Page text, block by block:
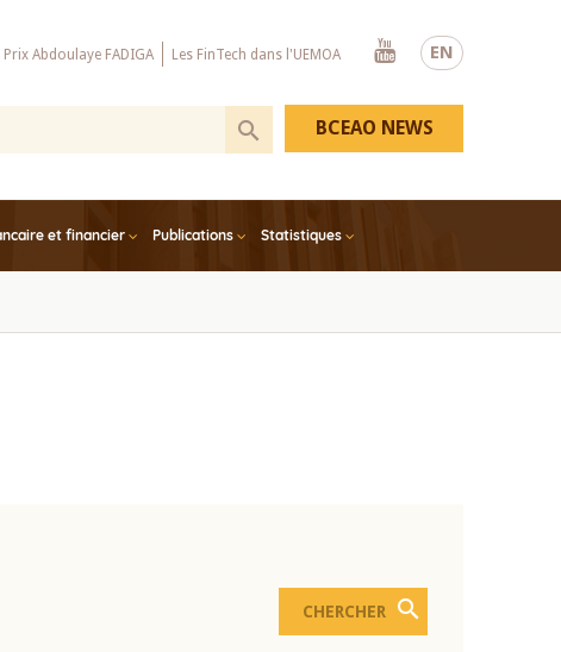
EN
Prix Abdoulaye FADIGA Les FinTech dans l'UEMOA
Youtube
et financier Publications Statistiques
BCEAO NEWS